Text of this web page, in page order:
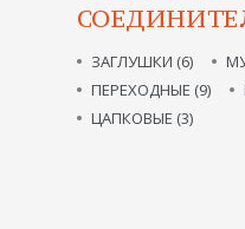
ЗАГЛУШКИ (6)
ПЕРЕХОДНЫЕ (9)
ЦАПКОВЫЕ (3)